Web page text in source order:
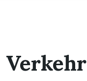
Verkehr